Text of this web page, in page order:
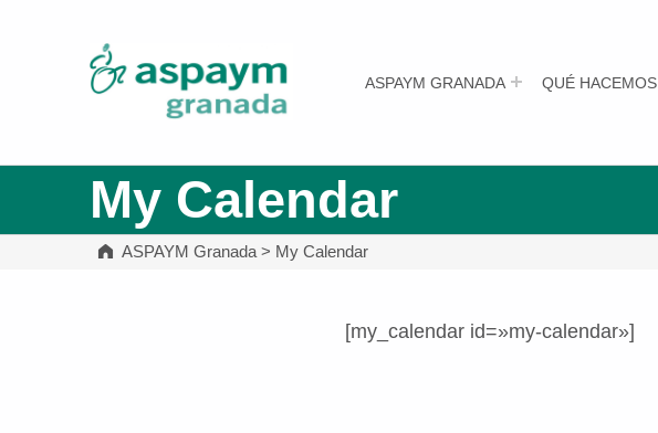
ASPAYM GRANADA QUÉ HACEMOS
My Calendar
ASPAYM Granada > My Calendar
[my_calendar id=»my-calendar»]
Volver a la navegación principal